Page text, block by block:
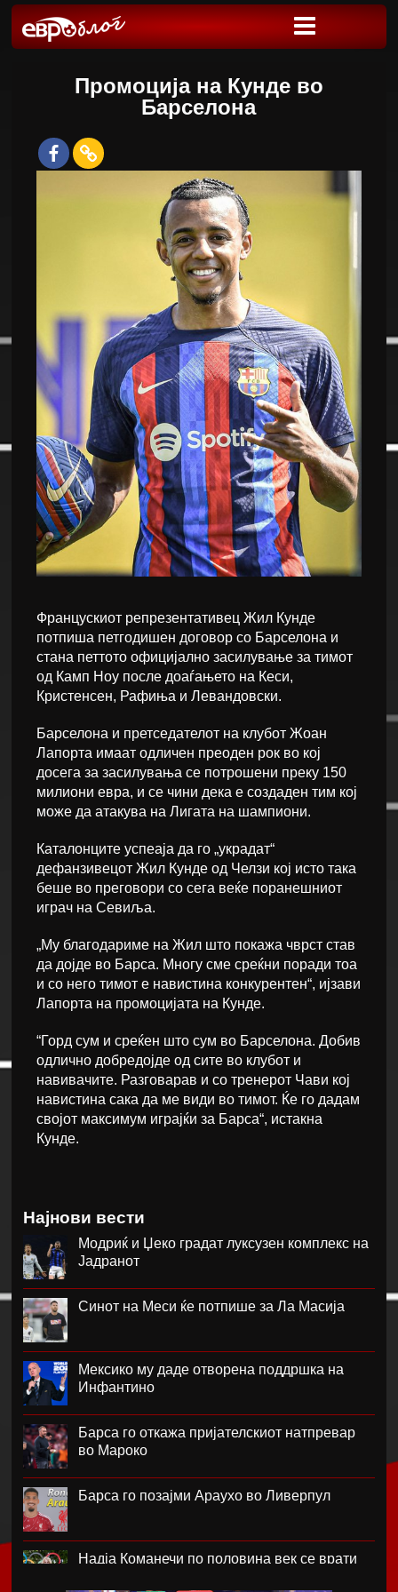
Промоција на Кунде во
Барселона
Францускиот репрезентативец Жил Кунде
потпиша петгодишен договор со Барселона и
стана петтото официјално засилување за тимот
од Камп Ноу после доаѓањето на Кеси,
Кристенсен, Рафиња и Левандовски.
Барселона и претседателот на клубот Жоан
Лапорта имаат одличен преоден рок во кој
досега за засилувања се потрошени преку 150
милиони евра, и се чини дека е создаден тим кој
може да атакува на Лигата на шампиони.
Каталонците успеаја да го „украдат“
дефанзивецот Жил Кунде од Челзи кој исто така
беше во преговори со сега веќе поранешниот
играч на Севиља.
„Му благодариме на Жил што покажа чврст став
да дојде во Барса. Многу сме среќни поради тоа
и со него тимот е навистина конкурентен“, ијзави
Лапорта на промоцијата на Кунде.
“Горд сум и среќен што сум во Барселона. Добив
одлично добредојде од сите во клубот и
навивачите. Разговарав и со тренерот Чави кој
навистина сака да ме види во тимот. Ќе го дадам
својот максимум играјќи за Барса“, истакна
Кунде.
Најнови вести
Модриќ и Џеко градат луксузен комплекс на
Јадранот
Синот на Меси ќе потпише за Ла Масија
Мексико му даде отворена поддршка на
Инфантино
Барса го откажа пријателскиот натпревар
во Мароко
Барса го позајми Араухо во Ливерпул
Надја Команечи по половина век се врати